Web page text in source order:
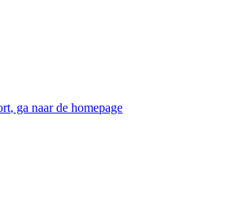
, ga naar de homepage